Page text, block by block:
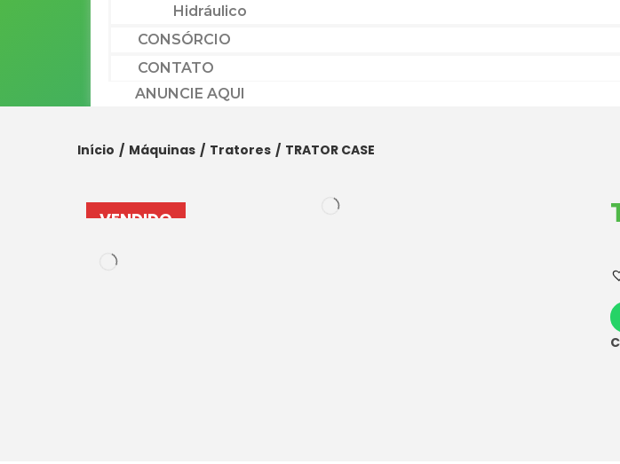
Hidráulico
CONSÓRCIO
CONTATO
ANUNCIE AQUI
Início / Máquinas / Tratores / TRATOR CASE
VENDIDO